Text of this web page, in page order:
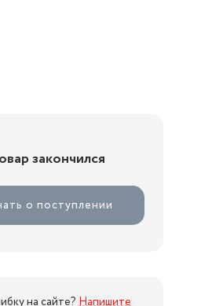
закончился
о поступлении
на сайте?Напишите